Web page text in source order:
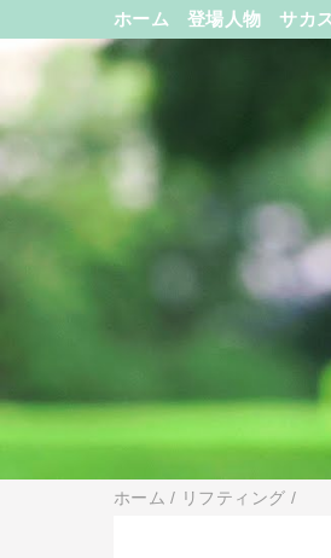
ホーム 登場人物 サカ
ホーム / リフティング /